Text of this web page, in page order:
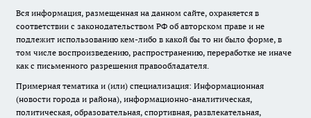
Вся информация, размещенная на данном сайте, охраняется в
соответствии с законодательством РФ об авторском праве и не
подлежит использованию кем-либо в какой бы то ни было форме, в
том числе воспроизведению, распространению, переработке не иначе
как с письменного разрешения правообладателя.
Примерная тематика и (или) специализация: Информационная
(новости города и района), информационно-аналитическая,
политическая, образовательная, спортивная, развлекательная,